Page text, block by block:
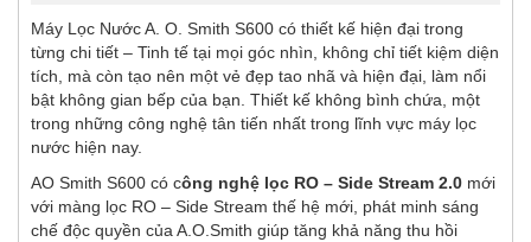
Máy Lọc Nước A. O. Smith S600 có thiết kế hiện đại trong
từng chi tiết – Tinh tế tại mọi góc nhìn, không chỉ tiết kiệm diện
tích, mà còn tạo nên một vẻ đẹp tao nhã và hiện đại, làm nổi
bật không gian bếp của bạn. Thiết kế không bình chứa, một
trong những công nghệ tân tiến nhất trong lĩnh vực máy lọc
nước hiện nay.
AO Smith S600 có công nghệ lọc RO – Side Stream 2.0 mới
với màng lọc RO – Side Stream thế hệ mới, phát minh sáng
chế độc quyền của A.O.Smith giúp tăng khả năng thu hồi